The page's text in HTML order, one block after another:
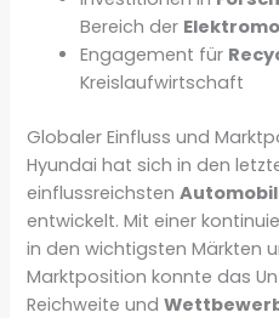
Bereich der
Engagement für
Kreislaufwirtschaft
Globaler Einfluss und
Hyundai hat sich in den
einflussreichsten
entwickelt. Mit einer
in den wichtigsten Märkten
Marktposition konnte das
Reichweite und